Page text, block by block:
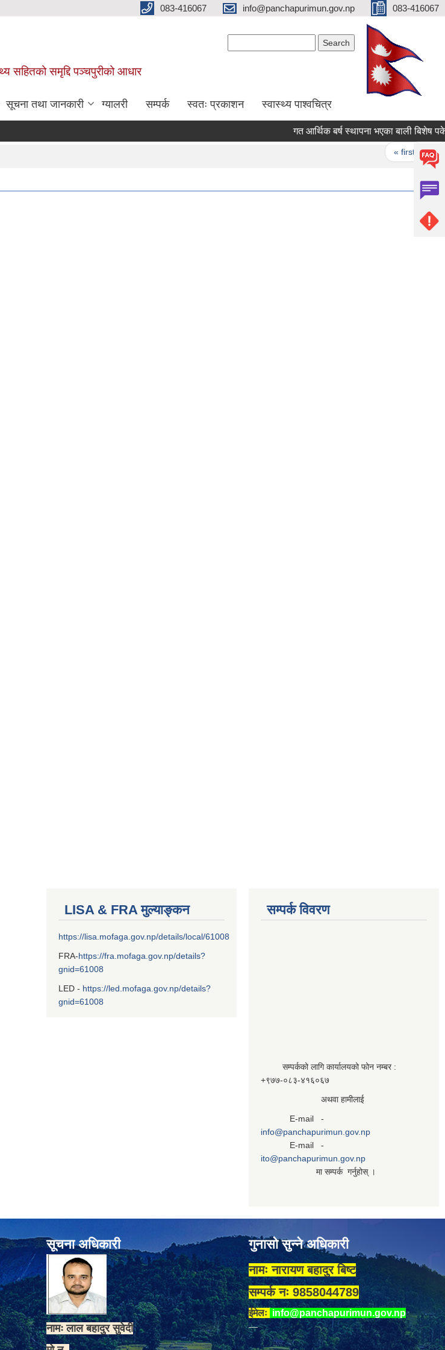
083-416067 info@panchapurimun.gov.np 083-416067
सहितको समृद्दि पञ्चपुरीको आधार
सूचना तथा जानकारी ग्यालरी सम्पर्क स्वतः प्रकाशन स्वास्थ्य पाश्वचित्र
गत आर्थिक बर्ष स्थापना भएका बाली बिशेष पकेट
« first ‹
LISA & FRA मुल्याङ्कन
https://lisa.mofaga.gov.np/details/local/61008
FRA-https://fra.mofaga.gov.np/details?
gnid=61008
LED - https://led.mofaga.gov.np/details?
gnid=61008
सम्पर्क विवरण
सम्पर्कको लागि कार्यालयको फोन नम्बर :
+९७७-०८३‍-४१६०६७
अथवा हामीलाई
E-mail -
info@panchapurimun.gov.np
E-mail -
ito@panchapurimun.gov.np
मा सम्पर्क गर्नुहोस् ।
सूचना अधिकारी
नामः लाल बहादुर सुवेदी
गुनासो सुन्ने अधिकारी
नामः नारायण बहादुर बिष्ट
सम्पर्क नः 9858044789
ईमेलः info@panchapurimun.gov.np